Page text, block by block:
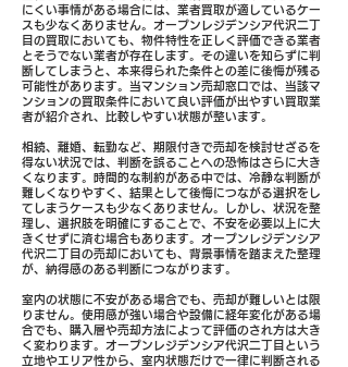
にくい事情がある場合には、業者買取が適しているケー
スも少なくありません。オープンレジデンシア代沢二丁
目の買取においても、物件特性を正しく評価できる業者
とそうでない業者が存在します。その違いを知らずに判
断してしまうと、本来得られた条件との差に後悔が残る
可能性があります。当マンション売却窓口では、当該マ
ンションの買取条件において良い評価が出やすい買取業
者が紹介され、比較しやすい状態が整います。
相続、離婚、転勤など、期限付きで売却を検討せざるを
得ない状況では、判断を誤ることへの恐怖はさらに大き
くなります。時間的な制約がある中では、冷静な判断が
難しくなりやすく、結果として後悔につながる選択をし
てしまうケースも少なくありません。しかし、状況を整
理し、選択肢を明確にすることで、不安を必要以上に大
きくせずに済む場合もあります。オープンレジデンシア
代沢二丁目の売却においても、背景事情を踏まえた整理
が、納得感のある判断につながります。
室内の状態に不安がある場合でも、売却が難しいとは限
りません。使用感が強い場合や設備に経年変化がある場
合でも、購入層や売却方法によって評価のされ方は大き
く変わります。オープンレジデンシア代沢二丁目という
立地やエリア性から、室内状態だけで一律に判断される